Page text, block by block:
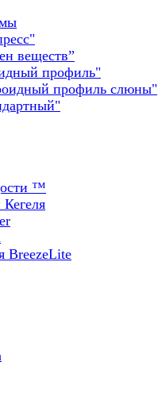
веществ”
профиль"
профиль слюны"
™
BreezeLite